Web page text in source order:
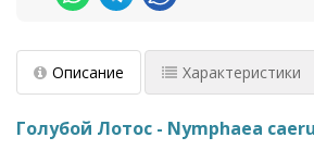
Описание Характеристики
Голубой Лотос - Nymphaea